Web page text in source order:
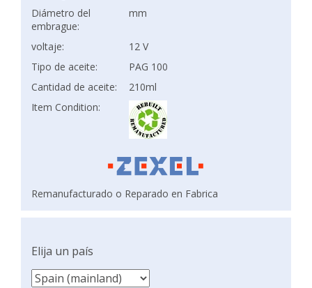
Diámetro del
embrague:
mm
voltaje:
12 V
Tipo de aceite:
PAG 100
Cantidad de aceite:
210ml
Item Condition:
Remanufacturado o Reparado en Fabrica
Elija un país